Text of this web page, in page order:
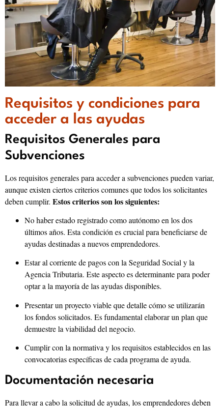
Requisitos y condiciones para
acceder a las ayudas
Requisitos Generales para
Subvenciones
Los requisitos generales para acceder a subvenciones pueden variar,
aunque existen ciertos criterios comunes que todos los solicitantes
deben cumplir. Estos criterios son los siguientes:
No haber estado registrado como autónomo en los dos
últimos años. Esta condición es crucial para beneficiarse de
ayudas destinadas a nuevos emprendedores.
Estar al corriente de pagos con la Seguridad Social y la
Agencia Tributaria. Este aspecto es determinante para poder
optar a la mayoría de las ayudas disponibles.
Presentar un proyecto viable que detalle cómo se utilizarán
los fondos solicitados. Es fundamental elaborar un plan que
demuestre la viabilidad del negocio.
Cumplir con la normativa y los requisitos establecidos en las
convocatorias específicas de cada programa de ayuda.
Documentación necesaria
Para llevar a cabo la solicitud de ayudas, los emprendedores deben